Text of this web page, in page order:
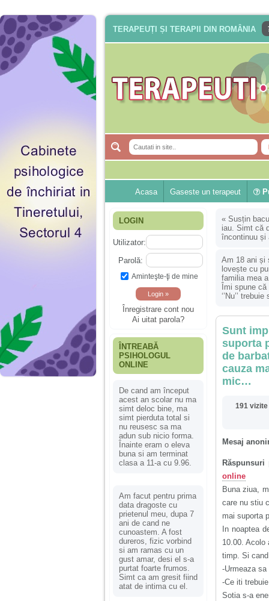
TERAPEUȚI ȘI TERAPII DIN ROMÂNIA
Acasa Gaseste un terapeut
LOGIN
Utilizator:
Parolă:
Aminteşte-ţi de mine
Înregistrare cont nou
Ai uitat parola?
ÎNTREABĂ
PSIHOLOGUL
ONLINE
De cand am început
acest an scolar nu ma
simt deloc bine, ma
simt pierduta total si
nu reusesc sa ma
adun sub nicio forma.
Înainte eram o eleva
buna si am terminat
clasa a 11-a cu 9.96.
Am facut pentru prima
data dragoste cu
prietenul meu, dupa 7
ani de cand ne
cunoastem. A fost
dureros, fizic vorbind
si am ramas cu un
gust amar, desi el s-a
purtat foarte frumos.
Simt ca am gresit fiind
atat de intima cu el.
« Susțin
iau. Simt că
încontinuu și
Am 18 ani și
lovește cu
familia mea
Îmi spune
‘’Nu’’
Sunt
suporta
de
cauza
mic…
191 vizite
Mesaj
online
Buna ziua,
care nu stiu
mai suporta
In noaptea
10.00. Acolo
timp. Si
-Urmeaza
-Ce iti
Sotia s-a